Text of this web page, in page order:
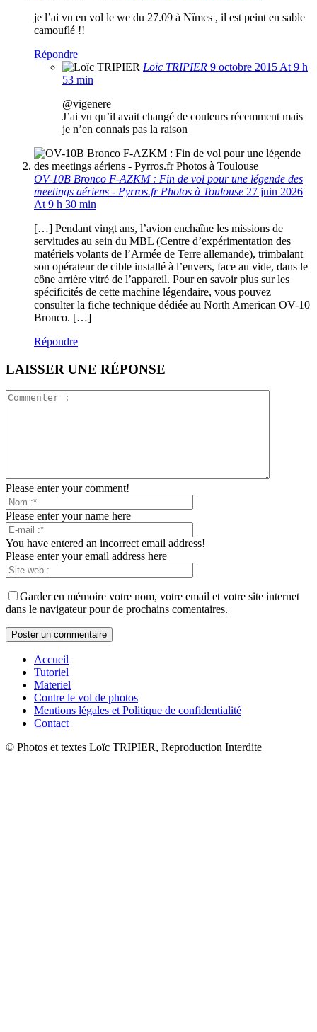
je l’ai vu en vol le we du 27.09 à Nîmes , il est peint en sable
camouflé !!
Répondre
Loïc TRIPIER 9 octobre 2015 At 9 h
53 min
@vigenere
J’ai vu qu’il avait changé de couleurs récemment mais
je n’en connais pas la raison
OV-10B Bronco F-AZKM : Fin de vol pour une légende des
meetings aériens - Pyrros.fr Photos à Toulouse 27 juin 2026
At 9 h 30 min
[…] Pendant vingt ans, l’avion enchaîne les missions de
servitudes au sein du MBL (Centre d’expérimentation des
matériels volants de l’Armée de Terre allemande), trimbalant
son opérateur de cible installé à l’envers, face au vide, dans le
cône arrière vitré de l’appareil. Pour en savoir plus sur les
spécificités de cette machine légendaire, vous pouvez
consulter la fiche technique dédiée au North American OV-10
Bronco. […]
Répondre
LAISSER UNE RÉPONSE
Please enter your comment!
Please enter your name here
You have entered an incorrect email address!
Please enter your email address here
Garder en mémoire votre nom, votre email et votre site internet
dans le navigateur pour de prochains comentaires.
Accueil
Tutoriel
Materiel
Contre le vol de photos
Mentions légales et Politique de confidentialité
Contact
© Photos et textes Loïc TRIPIER, Reproduction Interdite